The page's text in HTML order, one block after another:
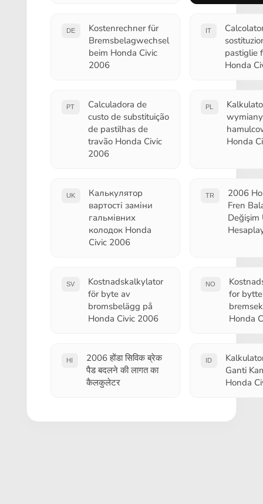
DE
Kostenrechner für
Bremsbelagwechsel
beim Honda Civic
2006
IT
pastiglie
Honda
PT
Calculadora de
custo de substituição
de pastilhas de
travão Honda Civic
2006
PL
Honda
UK
Калькулятор
вартості заміни
гальмівних
колодок Honda
Civic 2006
TR
2006
Fren
Değişim
SV
Kostnadskalkylator
för byte av
bromsbelägg på
Honda Civic 2006
NO
for
Honda
HI
2006 होंडा सिविक ब्रेक
पैड बदलने की लागत का
कैलकुलेटर
ID
Ganti
Honda